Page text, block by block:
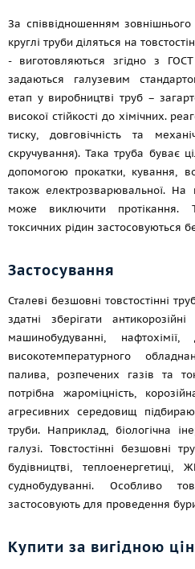
За співвідношенням
круглі труби діляться на
- виготовляються згідно з
задаються галузевим
етап у виробництві труб –
високої стійкості до хімічних.
тиску, довговічність та
скручування). Така труба буває
допомогою прокатки, кування,
також електрозварювальної. На
може виключити протікання.
токсичних рідин застосовуються
Застосування
Сталеві безшовні товстостінні
здатні зберігати
машинобудуванні,
високотемпературного
палива, розпечених газів та
потрібна жароміцність,
агресивних середовищ
труби. Наприклад, біологічна
галузі. Товстостінні безшовні
будівництві,
суднобудуванні. Особливо
застосовують для проведення
Купити за вигідною